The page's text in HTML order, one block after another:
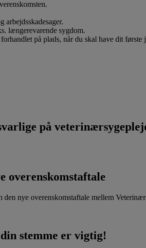
arbejdsskadesager.
længerevarende sygdom.
på plads, når du skal have dit første
på
overenskomstaftale
nye overenskomstaftale mellem
stemme er vigtig!